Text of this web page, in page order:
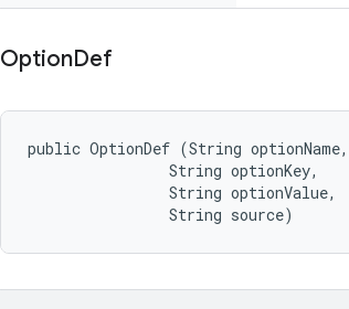
OptionDef
public OptionDef (String optionName,
                String optionKey,
                String optionValue,
                String source)